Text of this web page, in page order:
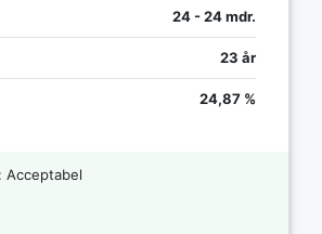
24 - 24 mdr.
23 år
24,87 %
Acceptabel